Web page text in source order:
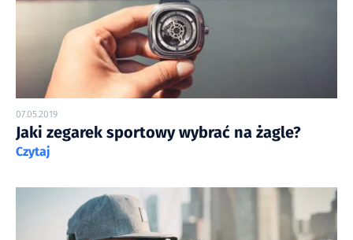
07.05.2019
Jaki zegarek sportowy wybrać na żagle?
Czytaj